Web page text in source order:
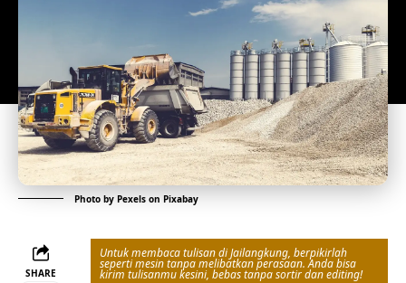
Photo by Pexels on Pixabay
SHARE
Untuk membaca tulisan di Jailangkung, berpikirlah
seperti mesin tanpa melibatkan perasaan. Anda bisa
kirim tulisanmu kesini, bebas tanpa sortir dan editing!